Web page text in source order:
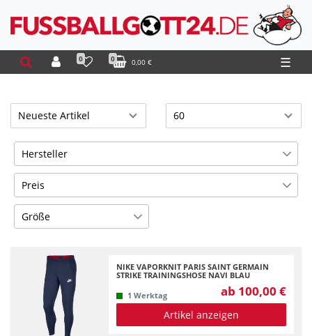
0 0 0,00 € ☰
Hersteller
Nike
12
Preis
€
Größe
Kinder L (147-158)
Kinder M (137-147)
Kinder S (128-137) 2
Kinder XS (122-128) 1
NIKE VAPORKNIT PARIS SAINT GERMAIN
STRIKE TRAININGSHOSE NAVI BLAU
1 Werktag ab 100,00 €
Artikel anzeigen